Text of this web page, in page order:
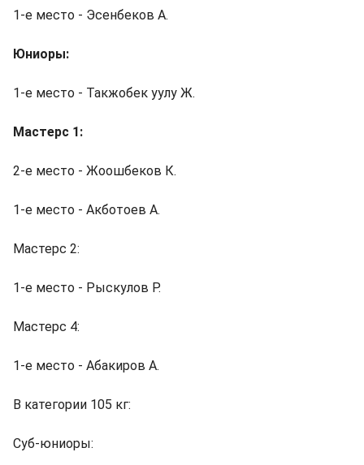
1-е место - Эсенбеков А.
Юниоры:
1-е место - Такжобек уулу Ж.
Мастерс 1:
2-е место - Жоошбеков К.
1-е место - Акботоев А.
Мастерс 2:
1-е место - Рыскулов Р.
Мастерс 4:
1-е место - Абакиров А.
В категории 105 кг:
Суб-юниоры: